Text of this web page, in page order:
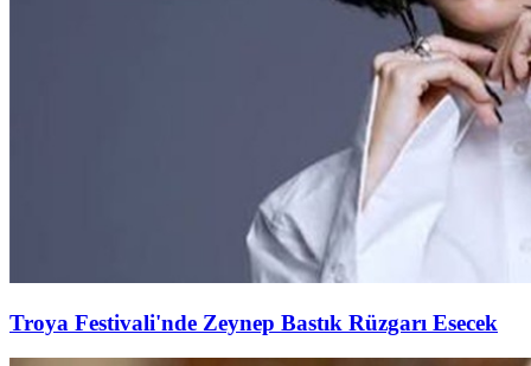
Troya Festivali'nde Zeynep Bastık Rüzgarı Esecek